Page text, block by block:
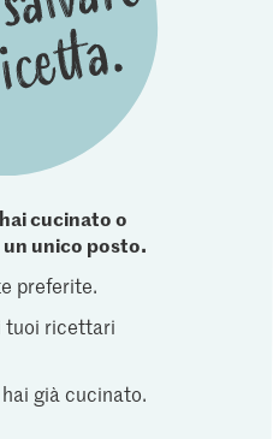
cucinato o
unico posto.
preferite.
tuoi ricettari
già cucinato.